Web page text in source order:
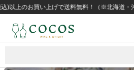
お買い上げで送料無料！（※北海道・沖縄な